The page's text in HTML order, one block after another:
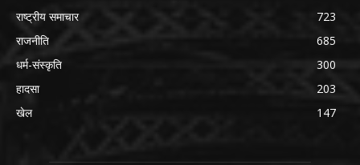
राष्ट्रीय समाचार
723
राजनीति
685
धर्म-संस्कृति
300
हादसा
203
खेल
147